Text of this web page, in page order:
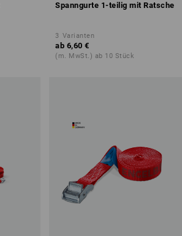
Spanngurte 1-teilig mit Ratsche
3 Varianten
ab 6,60 €
(m. MwSt.) ab 10 Stück